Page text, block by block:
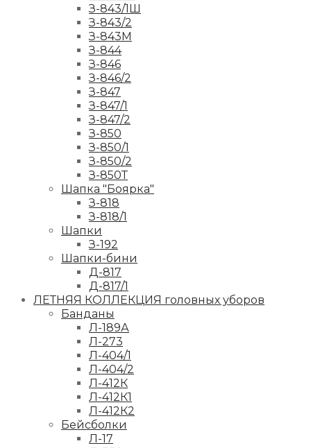
З-843/1Ш
З-843/2
З-843М
З-844
З-846
З-846/2
З-847
З-847/1
З-847/2
З-850
З-850/1
З-850/2
З-850Т
Шапка "Боярка"
З-818
З-818/1
Шапки
З-192
Шапки-бини
Д-817
Д-817/1
ЛЕТНЯЯ КОЛЛЕКЦИЯ головных уборов
Банданы
Л-189А
Л-273
Л-404/1
Л-404/2
Л-412К
Л-412К1
Л-412К2
Бейсболки
Л-17